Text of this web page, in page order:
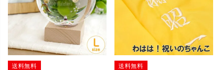
送料無料 送料無料